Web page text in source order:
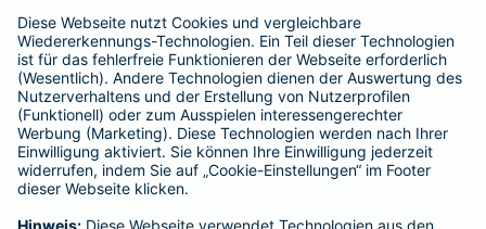
enthalten sind.
Schlichtungsstellen
Für Lebens- und Sachversicherungen:
Verein Versicherungsombudsmann eV,
Postfach 080632, 10006 Berlin
Für private Krankenversicherungen:
Ombudsmann für private Kranken- / Pflege-Versicherungen,